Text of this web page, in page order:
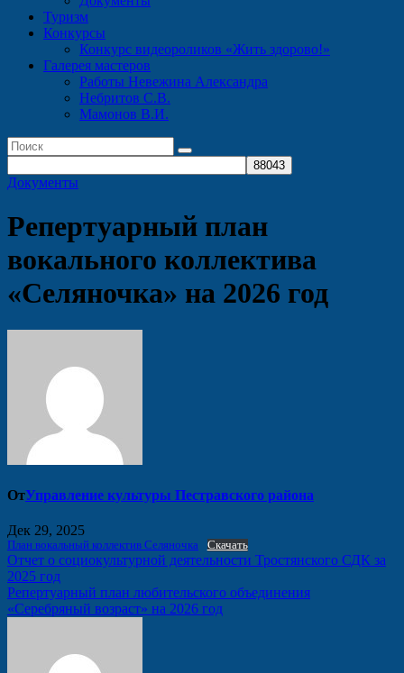
Туризм
Конкурсы
Конкурс видеороликов «Жить здорово!»
Галерея мастеров
Работы Невежина Александра
Небритов С.В.
Мамонов В.И.
Документы
Репертуарный план
вокального коллектива
«Селяночка» на 2026 год
ОтУправление культуры Пестравского района
Дек 29, 2025
План вокальный коллектив Селяночка Скачать
Навигация
по
записям
Отчет о социокультурной деятельности Тростянского СДК за
2025 год
Репертуарный план любительского объединения
«Серебряный возраст» на 2026 год